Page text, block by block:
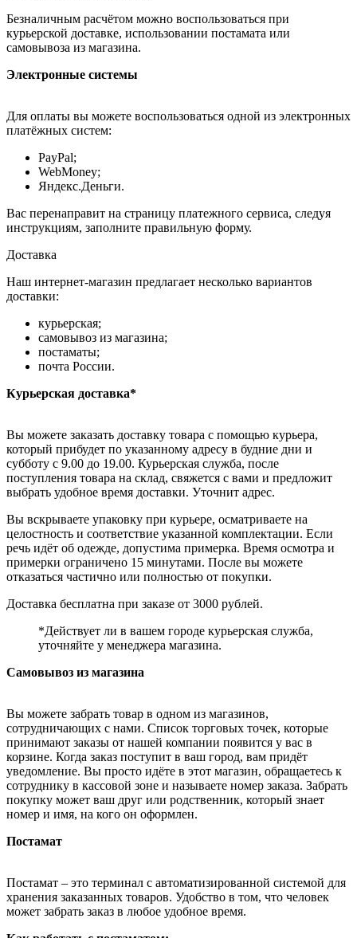
Безналичным расчётом можно воспользоваться при
курьерской доставке, использовании постамата или
самовывоза из магазина.
Электронные системы
Для оплаты вы можете воспользоваться одной из электронных
платёжных систем:
PayPal;
WebMoney;
Яндекс.Деньги.
Вас перенаправит на страницу платежного сервиса, следуя
инструкциям, заполните правильную форму.
Доставка
Наш интернет-магазин предлагает несколько вариантов
доставки:
курьерская;
самовывоз из магазина;
постаматы;
почта России.
Курьерская доставка*
Вы можете заказать доставку товара с помощью курьера,
который прибудет по указанному адресу в будние дни и
субботу с 9.00 до 19.00. Курьерская служба, после
поступления товара на склад, свяжется с вами и предложит
выбрать удобное время доставки. Уточнит адрес.
Вы вскрываете упаковку при курьере, осматриваете на
целостность и соответствие указанной комплектации. Если
речь идёт об одежде, допустима примерка. Время осмотра и
примерки ограничено 15 минутами. После вы можете
отказаться частично или полностью от покупки.
Доставка бесплатна при заказе от 3000 рублей.
*Действует ли в вашем городе курьерская служба,
уточняйте у менеджера магазина.
Самовывоз из магазина
Вы можете забрать товар в одном из магазинов,
сотрудничающих с нами. Список торговых точек, которые
принимают заказы от нашей компании появится у вас в
корзине. Когда заказ поступит в ваш город, вам придёт
уведомление. Вы просто идёте в этот магазин, обращаетесь к
сотруднику в кассовой зоне и называете номер заказа. Забрать
покупку может ваш друг или родственник, который знает
номер и имя, на кого он оформлен.
Постамат
Постамат – это терминал с автоматизированной системой для
хранения заказанных товаров. Удобство в том, что человек
может забрать заказ в любое удобное время.